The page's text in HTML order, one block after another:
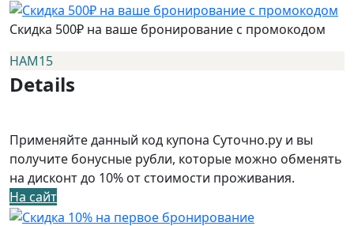
Скидка 500₽ на ваше бронирование с промокодом
НАМ15
Details
Применяйте данный код купона Суточно.ру и вы
получите бонусные рубли, которые можно обменять
на дисконт до 10% от стоимости проживания.
На сайт